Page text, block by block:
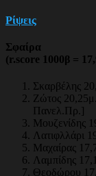
Ρίψεις
Σφαίρα
(r.score 1000β =
Σκαρβέλης
Ζώτος
Πανελ.Πρ.]
Μουζενίδης
Λατιφλλάρι
Μαχαίρας
Λαμπίδης
Θεοδώρου